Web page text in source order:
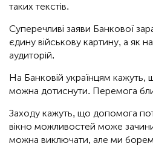
таких текстів.
Суперечливі заяви Банкової
єдину військову картину, а як
аудиторій.
На Банковій українцям кажуть,
можна дотиснути. Перемога
Заходу кажуть, що допомога
вікно можливостей може
можна виключати, але ми